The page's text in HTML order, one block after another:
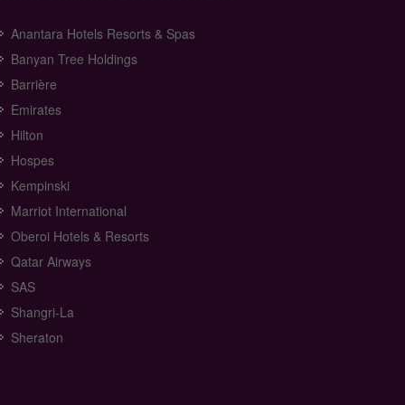
Anantara Hotels Resorts & Spas
Banyan Tree Holdings
Barrière
Emirates
Hilton
Hospes
Kempinski
Marriot International
Oberoi Hotels & Resorts
Qatar Airways
SAS
Shangri-La
Sheraton